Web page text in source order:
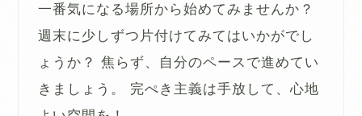
一番気になる場所から始めてみませんか？
週末に少しずつ片付けてみてはいかがでし
ょうか？ 焦らず、自分のペースで進めてい
きましょう。 完ぺき主義は手放して、心地